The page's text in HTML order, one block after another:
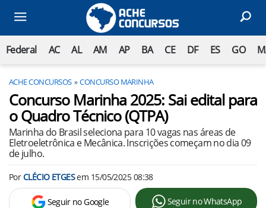
Federal AC AL AM AP BA CE DF ES GO
ACHE CONCURSOS CONCURSO MARINHA
Concurso Marinha 2025: Sai edital para
o Quadro Técnico (QTPA)
Marinha do Brasil seleciona para 10 vagas nas áreas de
Eletroeletrônica e Mecânica. Inscrições começam no dia 09
de julho.
PorCLÉCIO ETGESem 15/05/2025 08:38
Seguir no Google Seguir no WhatsApp